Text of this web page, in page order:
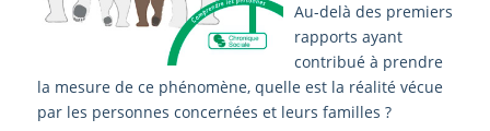
Au-delà des premiers
rapports ayant
contribué à prendre
la mesure de ce phénomène, quelle est la réalité vécue
par les personnes concernées et leurs familles ?